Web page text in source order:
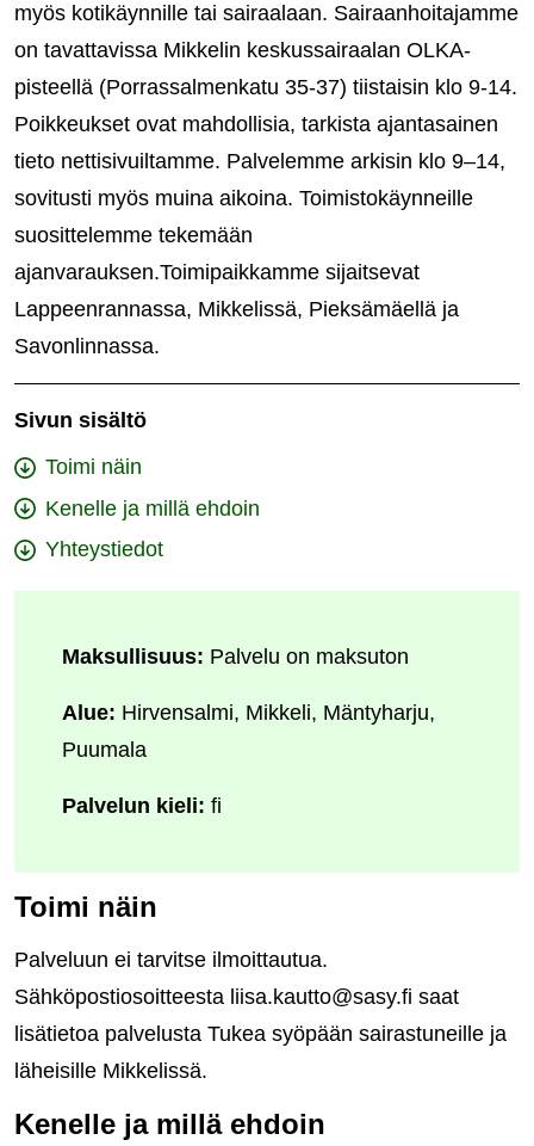
myös kotikäynnille tai sairaalaan. Sairaanhoitajamme
on tavattavissa Mikkelin keskussairaalan OLKA-
pisteellä (Porrassalmenkatu 35-37) tiistaisin klo 9-14.
Poikkeukset ovat mahdollisia, tarkista ajantasainen
tieto nettisivuiltamme. Palvelemme arkisin klo 9–14,
sovitusti myös muina aikoina. Toimistokäynneille
suosittelemme tekemään
ajanvarauksen.Toimipaikkamme sijaitsevat
Lappeenrannassa, Mikkelissä, Pieksämäellä ja
Savonlinnassa.
Sivun sisältö
Toimi näin
Kenelle ja millä ehdoin
Yhteystiedot
Maksullisuus: Palvelu on maksuton
Alue: Hirvensalmi, Mikkeli, Mäntyharju,
Puumala
Palvelun kieli: fi
Toimi näin
Palveluun ei tarvitse ilmoittautua.
Sähköpostiosoitteesta liisa.kautto@sasy.fi saat
lisätietoa palvelusta Tukea syöpään sairastuneille ja
läheisille Mikkelissä.
Kenelle ja millä ehdoin